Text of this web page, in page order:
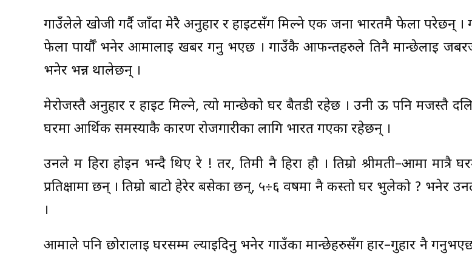
गाउँलेले खोजी गर्दै जाँदा मेरै अनुहार र हाइटसँग मिल्ने एक जना भारतमै फेला परेछन् ।
फेला पार्यौँ भनेर आमालाई खबर गर्नु भएछ । गाउँकै आफन्तहरुले तिनै मान्छेलाई
भनेर भन्न थालेछन् ।
मेरोजस्तै अनुहार र हाइट मिल्ने, त्यो मान्छेको घर बैतडी रहेछ । उनी ऊ पनि मजस्तै
घरमा आर्थिक समस्याकै कारण रोजगारीका लागि भारत गएका रहेछन् ।
उनले म हिरा होइन भन्दै थिए रे ! तर, तिमी नै हिरा हौ । तिम्रो श्रीमती–आमा मात्रै
प्रतिक्षामा छन् । तिम्रो बाटो हेरेर बसेका छन्, ५÷६ वर्षमा नै कस्तो घर भुलेको ? भनेर
।
आमाले पनि छोरालाई घरसम्म ल्याइदिनु भनेर गाउँका मान्छेहरुसँग हार–गुहार नै